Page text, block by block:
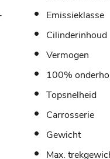
Emissieklasse
Cilinderinhoud
Vermogen
100%
Topsnelheid
Carrosserie
Gewicht
Max.